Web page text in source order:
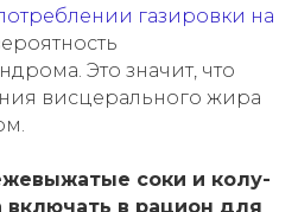
газировки на
Это значит, что
висцерального жира
соки и колу-
в рацион для